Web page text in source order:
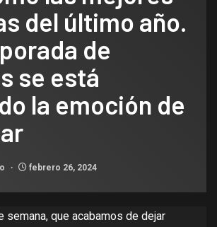
del último año.
de
se está
la emoción de
febrero 26, 2024
semana, que acabamos de dejar